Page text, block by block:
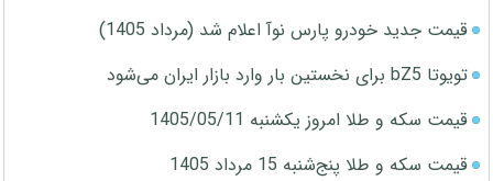
قیمت جدید خودرو پارس نوآ اعلام شد (مرداد 1405)
تویوتا bZ5 برای نخستین بار وارد بازار ایران می‌شود
قیمت سکه و طلا امروز یکشنبه 1405/05/11
قیمت سکه و طلا پنج‌شنبه 15 مرداد 1405